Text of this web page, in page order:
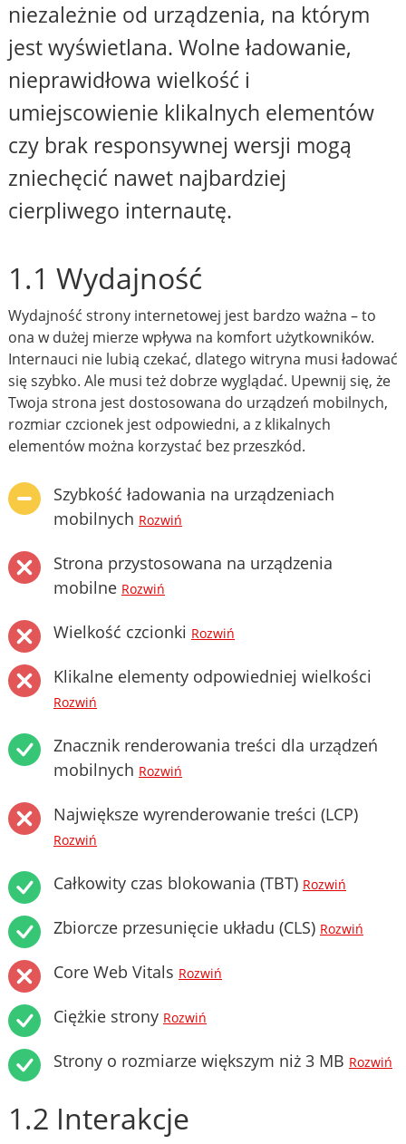
niezależnie od urządzenia, na którym
jest wyświetlana. Wolne ładowanie,
nieprawidłowa wielkość i
umiejscowienie klikalnych elementów
czy brak responsywnej wersji mogą
zniechęcić nawet najbardziej
cierpliwego internautę.
1.1 Wydajność
Wydajność strony internetowej jest bardzo ważna – to
ona w dużej mierze wpływa na komfort użytkowników.
Internauci nie lubią czekać, dlatego witryna musi ładować
się szybko. Ale musi też dobrze wyglądać. Upewnij się, że
Twoja strona jest dostosowana do urządzeń mobilnych,
rozmiar czcionek jest odpowiedni, a z klikalnych
elementów można korzystać bez przeszkód.
Szybkość ładowania na urządzeniach
mobilnych Rozwiń
Strona przystosowana na urządzenia
mobilne Rozwiń
Wielkość czcionki Rozwiń
Klikalne elementy odpowiedniej wielkości
Rozwiń
Znacznik renderowania treści dla urządzeń
mobilnych Rozwiń
Największe wyrenderowanie treści (LCP)
Rozwiń
Całkowity czas blokowania (TBT) Rozwiń
Zbiorcze przesunięcie układu (CLS) Rozwiń
Core Web Vitals Rozwiń
Ciężkie strony Rozwiń
Strony o rozmiarze większym niż 3 MB Rozwiń
1.2 Interakcje